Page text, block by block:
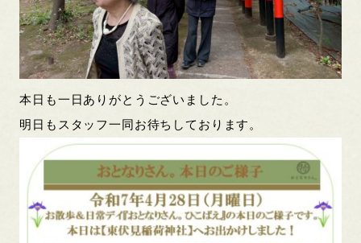
本日も一日ありがとうございました。
明日もスタッフ一同お待ちしております。